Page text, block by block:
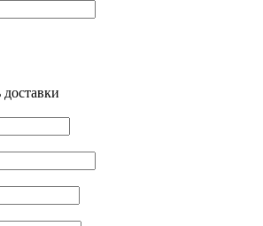
доставки